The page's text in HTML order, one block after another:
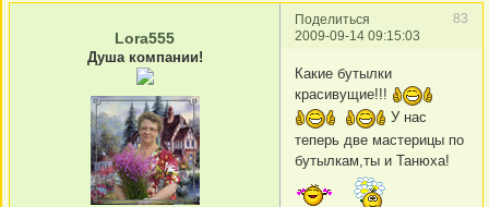
Поделиться
83
2009-09-14 09:15:03
Lora555
Душа компании!
Какие бутылки
красивущие!!!
У нас
теперь две мастерицы по
бутылкам,ты и Танюха!